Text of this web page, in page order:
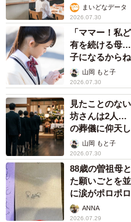
まいどなデータ
2026.07.30
「ママー！私
有を続ける母
子になるからね
山岡 もと子
2026.07.30
見たことのな
坊さんは2人…
の葬儀に仰天
山岡 もと子
2026.07.30
88歳の曽祖母
た願いごとを
に涙がポロポ
ANNA
2026.07.29